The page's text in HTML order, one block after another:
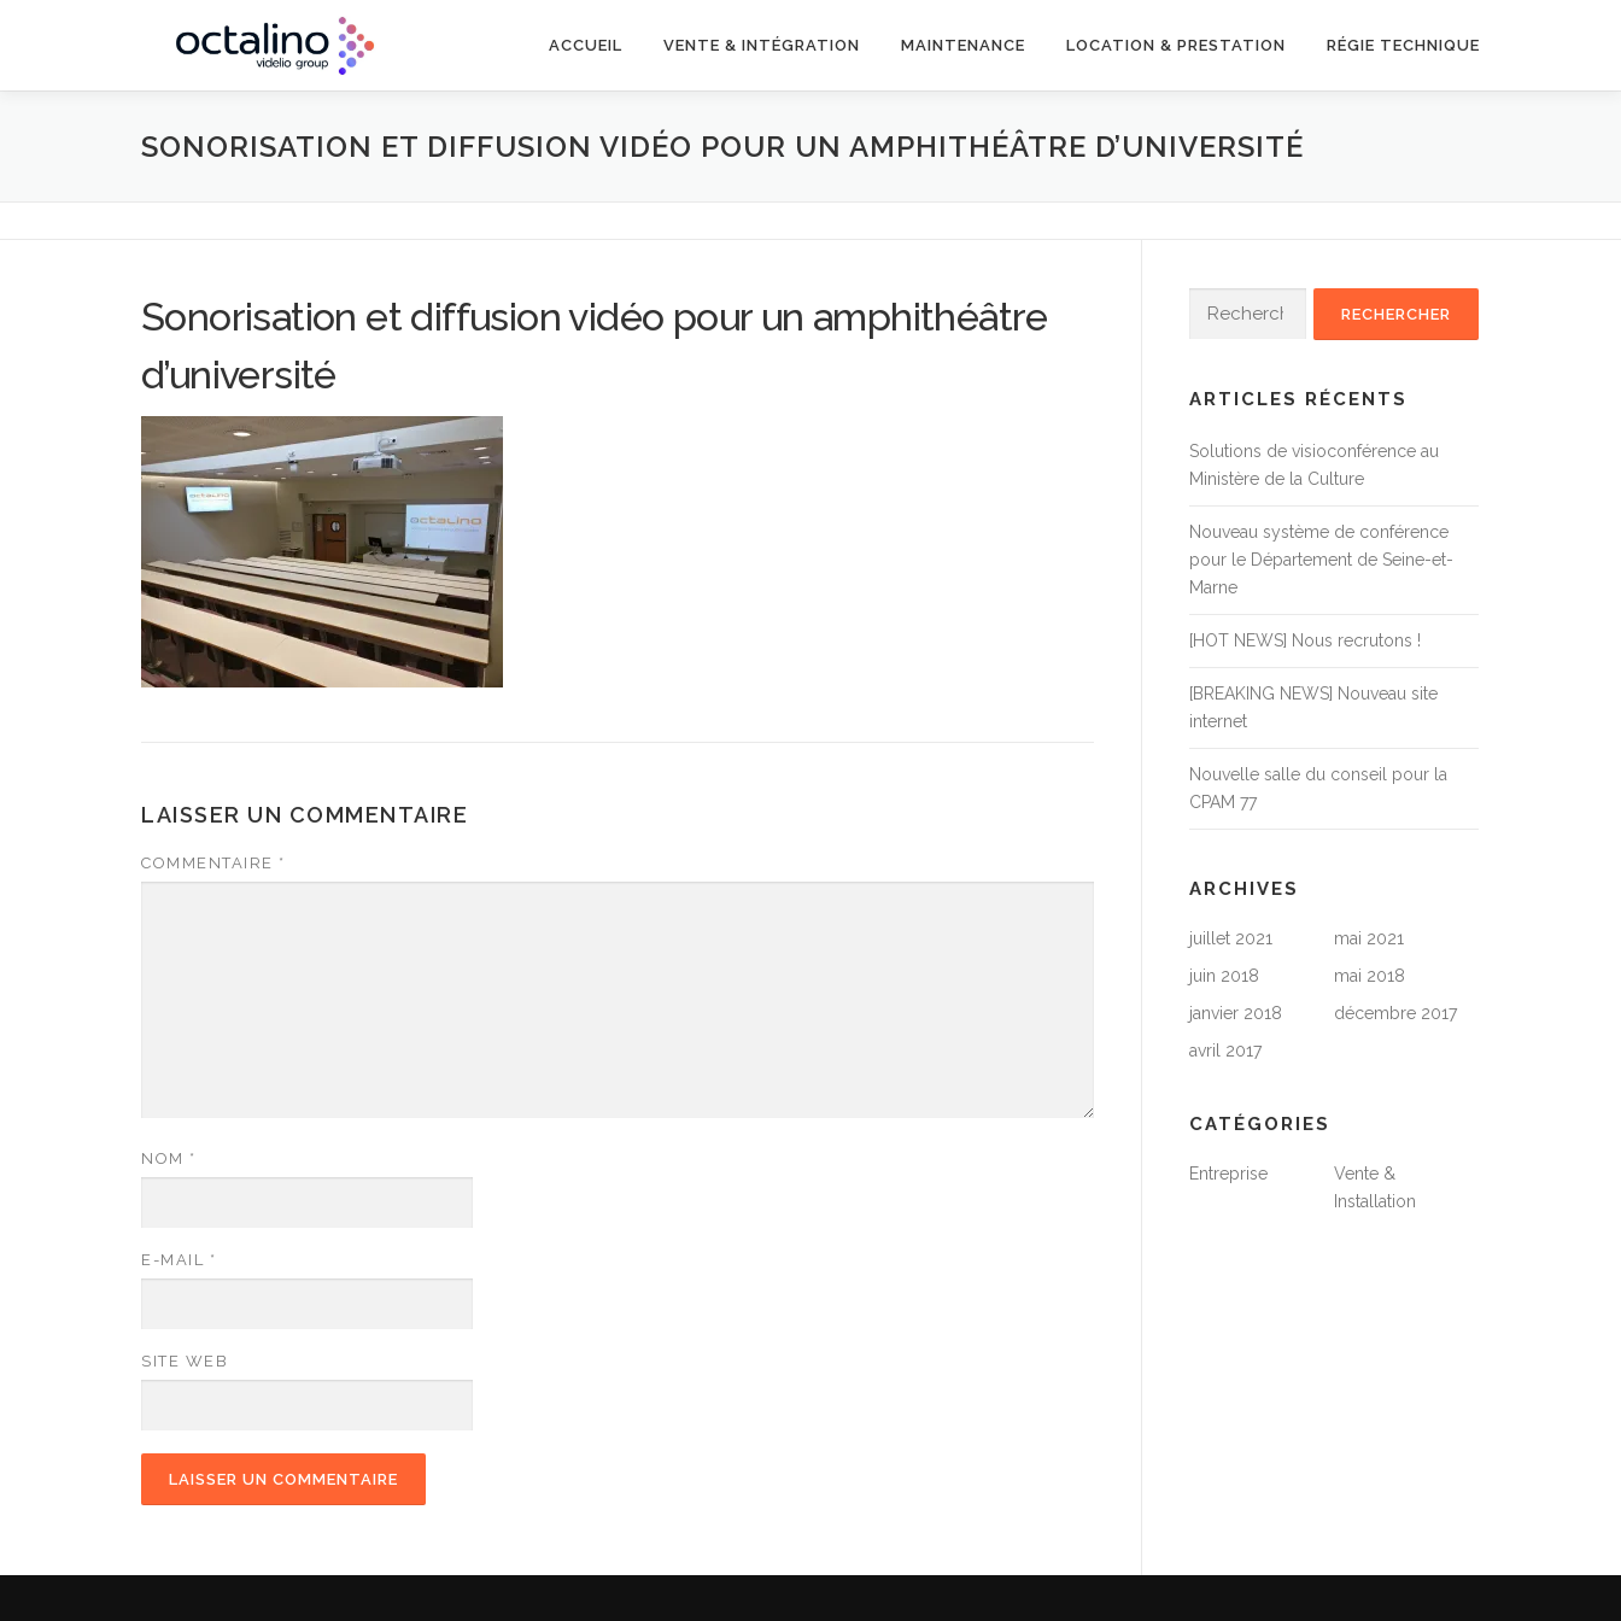
ACCUEIL VENTE & INTÉGRATION MAINTENANCE LOCATION & PRESTATION RÉGIE TECHNIQUE
SONORISATION ET DIFFUSION VIDÉO POUR UN AMPHITHÉÂTRE D’UNIVERSITÉ
Sonorisation et diffusion vidéo pour un amphithéâtre
d’université
LAISSER UN COMMENTAIRE
COMMENTAIRE *
NOM *
E-MAIL *
SITE WEB
ARTICLES RÉCENTS
Solutions de visioconférence au
Ministère de la Culture
Nouveau système de conférence
pour le Département de Seine-et-
Marne
[HOT NEWS] Nous recrutons !
[BREAKING NEWS] Nouveau site
internet
Nouvelle salle du conseil pour la
CPAM 77
ARCHIVES
juillet 2021
mai 2021
juin 2018
mai 2018
janvier 2018
décembre 2017
avril 2017
CATÉGORIES
Entreprise
Vente &
Installation